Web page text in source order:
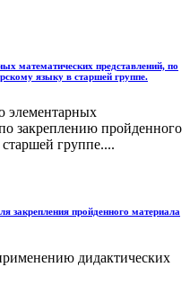
математических представлений, по
языку в старшей группе.
закреплению пройденного
группе....
закрепления пройденного материала
дидактических